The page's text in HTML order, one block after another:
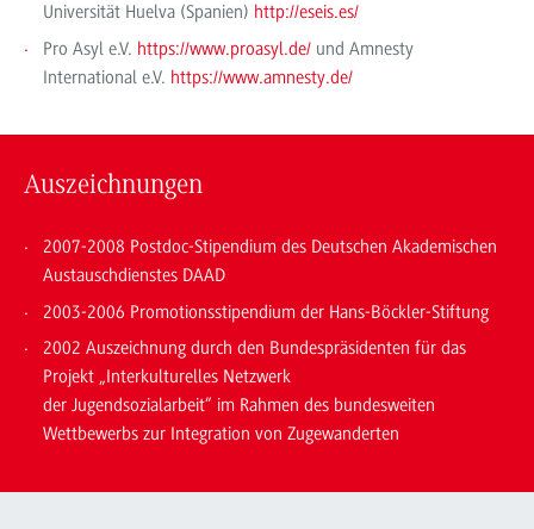
Universität Huelva (Spanien) http://eseis.es/
Pro Asyl e.V. https://www.proasyl.de/ und Amnesty
International e.V. https://www.amnesty.de/
Auszeichnungen
2007-2008 Postdoc-Stipendium des Deutschen Akademischen
Austauschdienstes DAAD
2003-2006 Promotionsstipendium der Hans-Böckler-Stiftung
2002 Auszeichnung durch den Bundespräsidenten für das
Projekt „Interkulturelles Netzwerk
der Jugendsozialarbeit“ im Rahmen des bundesweiten
Wettbewerbs zur Integration von Zugewanderten